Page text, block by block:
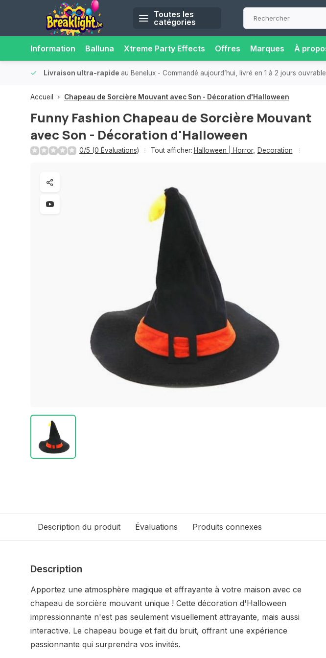
Toutes les
catégories
Information Balluna Xtreme Party Effects Offres Marques À
Plus de 15 000 points de retrait - Toujours un point de retrait près de chez vous, pour
Accueil Chapeau de Sorcière Mouvant avec Son - Décoration d'Halloween
Funny Fashion Chapeau de Sorcière Mouvant
avec Son - Décoration d'Halloween
0/5 (0 Évaluations) Tout afficher: Halloween | Horror, Decoration
Description du produit Évaluations Produits connexes
Description
Apportez une atmosphère magique et effrayante à votre maison avec ce
chapeau de sorcière mouvant unique ! Cette décoration d'Halloween
impressionnante n'est pas seulement visuellement attrayante, mais aussi
interactive. Le chapeau bouge et fait du bruit, offrant une expérience
passionnante qui surprendra vos invités.